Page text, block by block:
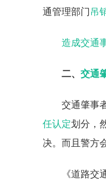
通管理部门 吊
造成交通
二、 交通
交通肇事
任认定划分，
决。而且警方
《道路交